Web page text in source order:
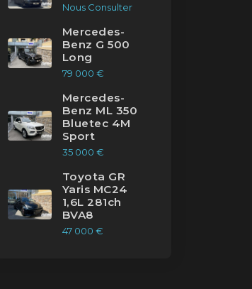
Nous Consulter
Mercedes-
Benz G 500
Long
79 000 €
Mercedes-
Benz ML 350
Bluetec 4M
Sport
35 000 €
Toyota GR
Yaris MC24
1,6L 281ch
BVA8
47 000 €